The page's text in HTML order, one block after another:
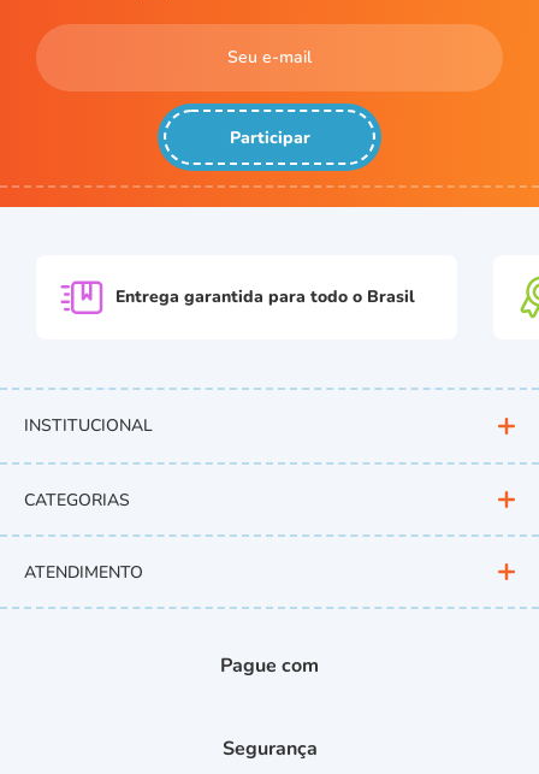
Participar
Entrega garantida para todo o Brasil
INSTITUCIONAL
CATEGORIAS
ATENDIMENTO
Pague com
Segurança